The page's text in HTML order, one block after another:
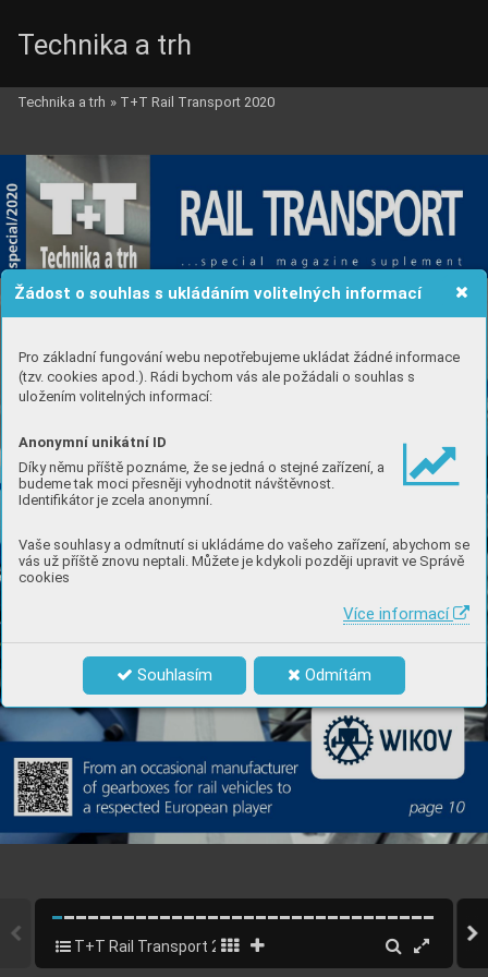
Žádost o souhlas s ukládáním volitelných informací
Pro základní fungování webu nepotřebujeme ukládat žádné informace
(tzv. cookies apod.). Rádi bychom vás ale požádali o souhlas s
uložením volitelných informací:
Anonymní unikátní ID
Díky němu příště poznáme, že se jedná o stejné zařízení, a
budeme tak moci přesněji vyhodnotit návštěvnost.
Identifikátor je zcela anonymní.
Vaše souhlasy a odmítnutí si ukládáme do vašeho zařízení, abychom se
vás už příště znovu neptali. Můžete je kdykoli později upravit ve Správě
cookies
Více informací
Souhlasím Odmítám
Technika a trh
Technika a trh » T+T Rail Transport 2020
T+T Rail Transport 2020 1